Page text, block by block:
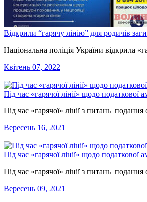
Відкрили “гарячу лінію” для родичів
Національна поліція України відкрила
Квітень 07, 2022
Під час «гарячої лінії» щодо податкової
Під час «гарячої» лінії з питань
Вересень 16, 2021
Під час «гарячої лінії» щодо податкової
Під час «гарячої» лінії з питань
Вересень 09, 2021